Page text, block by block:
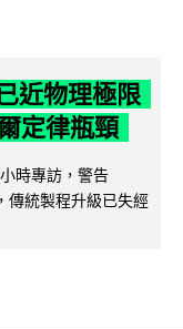
近物理極限
定律瓶頸
時專訪，警告
傳統製程升級已失經